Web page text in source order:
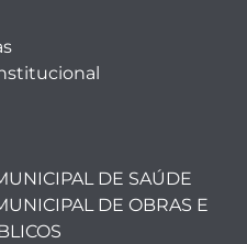
DE SAÚDE
DE OBRAS E